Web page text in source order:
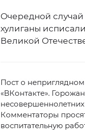
Очередной
хулиганы
Великой
Пост о
«ВКонтакте».
Комментаторы
воспитательную